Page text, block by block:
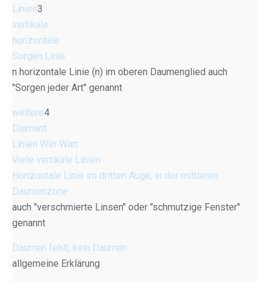
Linien3
vertikale
horizontale
Sorgen Linie
n horizontale Linie (n) im oberen Daumenglied auch
"Sorgen jeder Art" genannt
weitere4
Diamant
Linien Wirr Warr
Viele vertikale Linien
Horizontale Linie im dritten Auge, in der mittleren
Daumenzone
auch "verschmierte Linsen" oder "schmutzige Fenster"
genannt
Daumen fehlt, kein Daumen
allgemeine Erklärung